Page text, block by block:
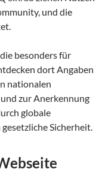
und die
besonders für
dort Angaben
nationalen
zur Anerkennung
globale
Sicherheit.